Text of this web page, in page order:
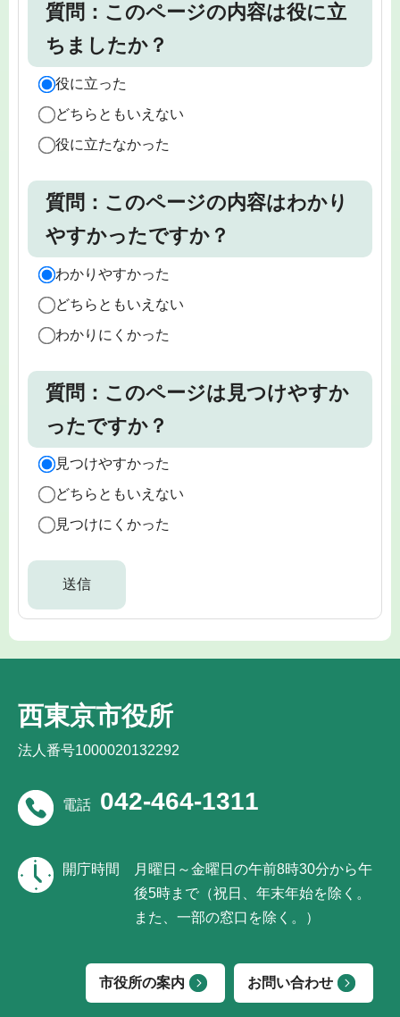
質問：このページの内容は役に立
ちましたか？
役に立った
どちらともいえない
役に立たなかった
質問：このページの内容はわかり
やすかったですか？
わかりやすかった
どちらともいえない
わかりにくかった
質問：このページは見つけやすか
ったですか？
見つけやすかった
どちらともいえない
見つけにくかった
西東京市役所
法人番号1000020132292
電話 042-464-1311
開庁時間
月曜日～金曜日の午前8時30分から午
後5時まで（祝日、年末年始を除く。
また、一部の窓口を除く。）
市役所の案内 お問い合わせ